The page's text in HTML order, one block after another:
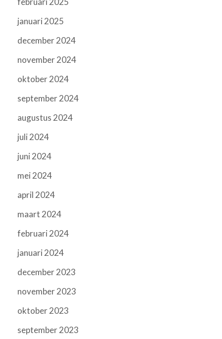
januari 2025
december 2024
november 2024
oktober 2024
september 2024
augustus 2024
juli 2024
juni 2024
mei 2024
april 2024
maart 2024
februari 2024
januari 2024
december 2023
november 2023
oktober 2023
september 2023